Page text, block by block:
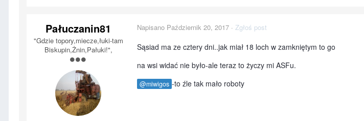
Pałuczanin81
"Gdzie topory,miecze,łuki-tam
Biskupin,Żnin,Pałuki!",
Napisano Październik 20, 2017 · Zgłoś post
Sąsiad ma ze cztery dni..jak miał 18 loch w zamkniętym to go
na wsi widać nie było-ale teraz to życzy mi ASFu.
@miwigos -to źle tak mało roboty